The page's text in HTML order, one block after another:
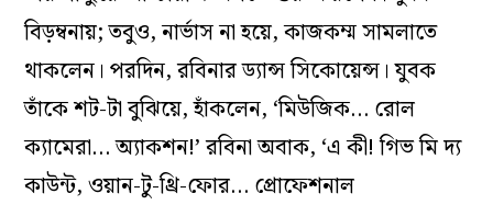
বিড়ম্বনায়; তবুও, নার্ভাস না হয়ে, কাজকম্ম সামলাতে
থাকলেন। পরদিন, রবিনার ড্যান্স সিকোয়েন্স। যুবক
তাঁকে শট-টা বুঝিয়ে, হাঁকলেন, ‘মিউজিক… রোল
ক্যামেরা… অ্যাকশন!’ রবিনা অবাক, ‘এ কী! গিভ মি দ্য
কাউন্ট, ওয়ান-টু-থ্রি-ফোর… প্রোফেশনাল